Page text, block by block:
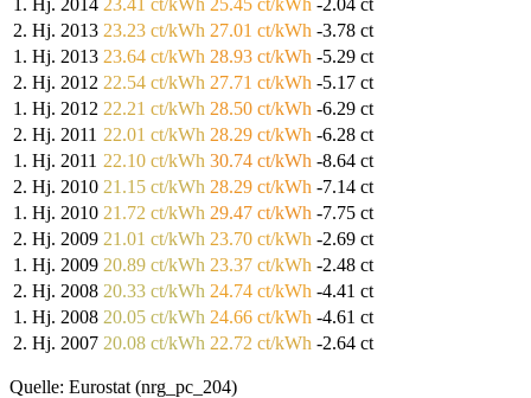
2. Hj. 2013 23.23 ct/kWh 27.01 ct/kWh -3.78 ct
1. Hj. 2013 23.64 ct/kWh 28.93 ct/kWh -5.29 ct
2. Hj. 2012 22.54 ct/kWh 27.71 ct/kWh -5.17 ct
1. Hj. 2012 22.21 ct/kWh 28.50 ct/kWh -6.29 ct
2. Hj. 2011 22.01 ct/kWh 28.29 ct/kWh -6.28 ct
1. Hj. 2011 22.10 ct/kWh 30.74 ct/kWh -8.64 ct
2. Hj. 2010 21.15 ct/kWh 28.29 ct/kWh -7.14 ct
1. Hj. 2010 21.72 ct/kWh 29.47 ct/kWh -7.75 ct
2. Hj. 2009 21.01 ct/kWh 23.70 ct/kWh -2.69 ct
1. Hj. 2009 20.89 ct/kWh 23.37 ct/kWh -2.48 ct
2. Hj. 2008 20.33 ct/kWh 24.74 ct/kWh -4.41 ct
1. Hj. 2008 20.05 ct/kWh 24.66 ct/kWh -4.61 ct
2. Hj. 2007 20.08 ct/kWh 22.72 ct/kWh -2.64 ct
Quelle: Eurostat (nrg_pc_204)